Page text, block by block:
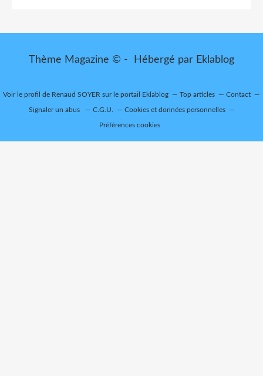
Thème Magazine © - Hébergé par Eklablog
Voir le profil de Renaud SOYER sur le portail Eklablog Top articles Contact
Signaler un abus C.G.U. Cookies et données personnelles
Préférences cookies